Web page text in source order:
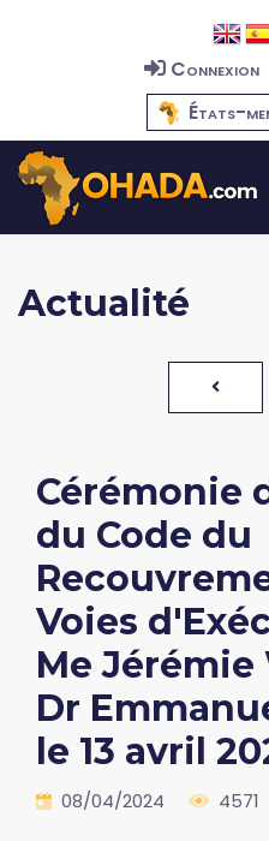
Connexion
États-
Actualité
Cérémonie
du Code du
Voies
Me Jérémie
Dr
le 13 avril
08/04/2024 4571